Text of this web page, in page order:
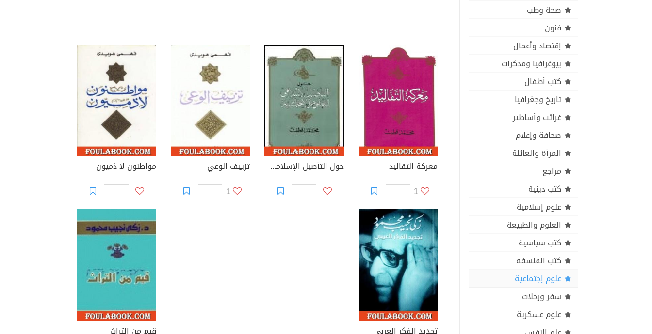
صحة وطب
فنون
إقتصاد وأعمال
بيوغرافيا ومذكرات
كتب أطفال
تاريخ وجغرافيا
غرائب وأساطير
صحافة وإعلام
المرأة والعائلة
مراجع
كتب دينية
علوم إسلامية
العلوم والطبيعة
كتب سياسية
كتب الفلسفة
علوم إجتماعية
سفر ورحلات
علوم عسكرية
معركة التقاليد
1
حول التأصيل الإسلامى للعلوم الاجتماعية
تزييف الوعي
1
مواطنون لا ذميون
تجديد الفكر العربي
قيم من التراث